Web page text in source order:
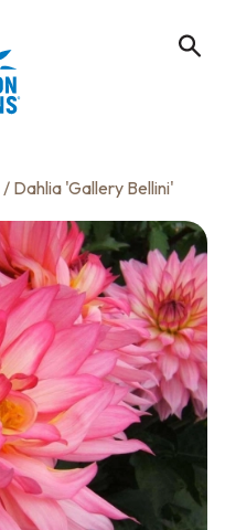
/ Dahlia 'Gallery Bellini'